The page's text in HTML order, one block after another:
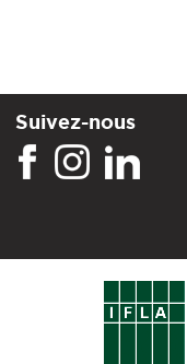
Suivez-nous